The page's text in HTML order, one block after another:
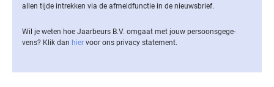
allen tijde intrekken via de af­meld­func­tie in de nieuwsbrief.
Wil je weten hoe Jaarbeurs B.V. omgaat met jouw per­soons­ge­ge­
vens? Klik dan hier voor ons privacy statement.